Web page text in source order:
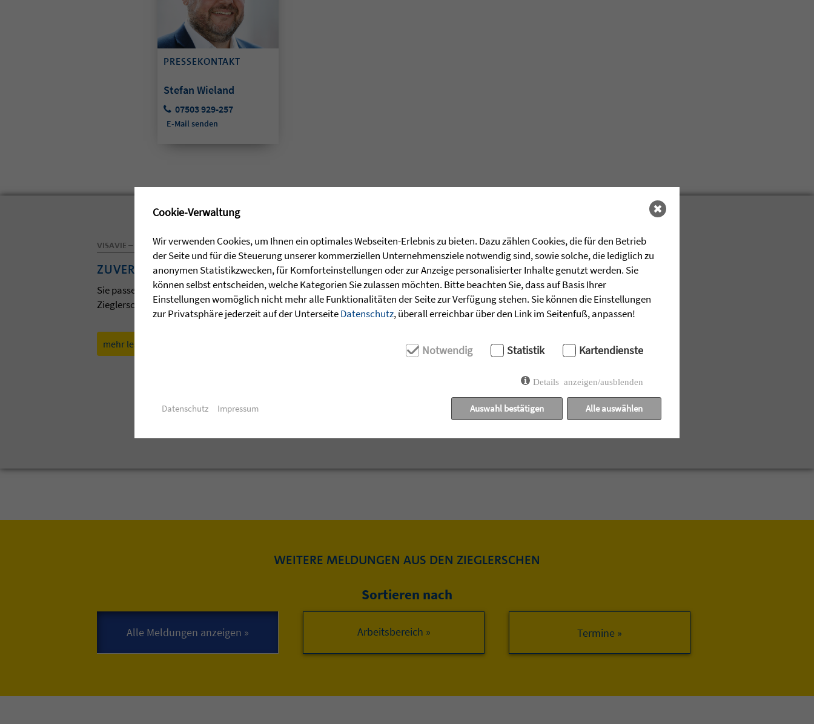
PRESSEKONTAKT
Stefan Wieland
07503 929-257
E-Mail senden
VISAVIE – DAS MAGAZIN DER ZIEGLERSCHEN
ZUVERSICHT
Sie passen zum Frühling und zur Osterzeit: Geschichten der Zuversicht aus den
Zieglerschen. Lassen Sie sich davon anstecken.
mehr lesen »
WEITERE MELDUNGEN AUS DEN ZIEGLERSCHEN
Sortieren nach
Arbeitsbereich »
Cookie-Verwaltung
Wir verwenden Cookies, um Ihnen ein optimales Webseiten-Erlebnis zu bieten. Dazu zählen Cookies, die für den Betrieb
der Seite und für die Steuerung unserer kommerziellen Unternehmensziele notwendig sind, sowie solche, die lediglich zu
anonymen Statistikzwecken, für Komforteinstellungen oder zur Anzeige personalisierter Inhalte genutzt werden. Sie
können selbst entscheiden, welche Kategorien Sie zulassen möchten. Bitte beachten Sie, dass auf Basis Ihrer
Einstellungen womöglich nicht mehr alle Funktionalitäten der Seite zur Verfügung stehen. Sie können die Einstellungen
zur Privatsphäre jederzeit auf der UnterseiteDatenschutz, überall erreichbar über den Link im Seitenfuß, anpassen!
Notwendig Statistik Kartendienste
Details anzeigen/ausblenden
Auswahl bestätigen Alle auswählen
Datenschutz Impressum